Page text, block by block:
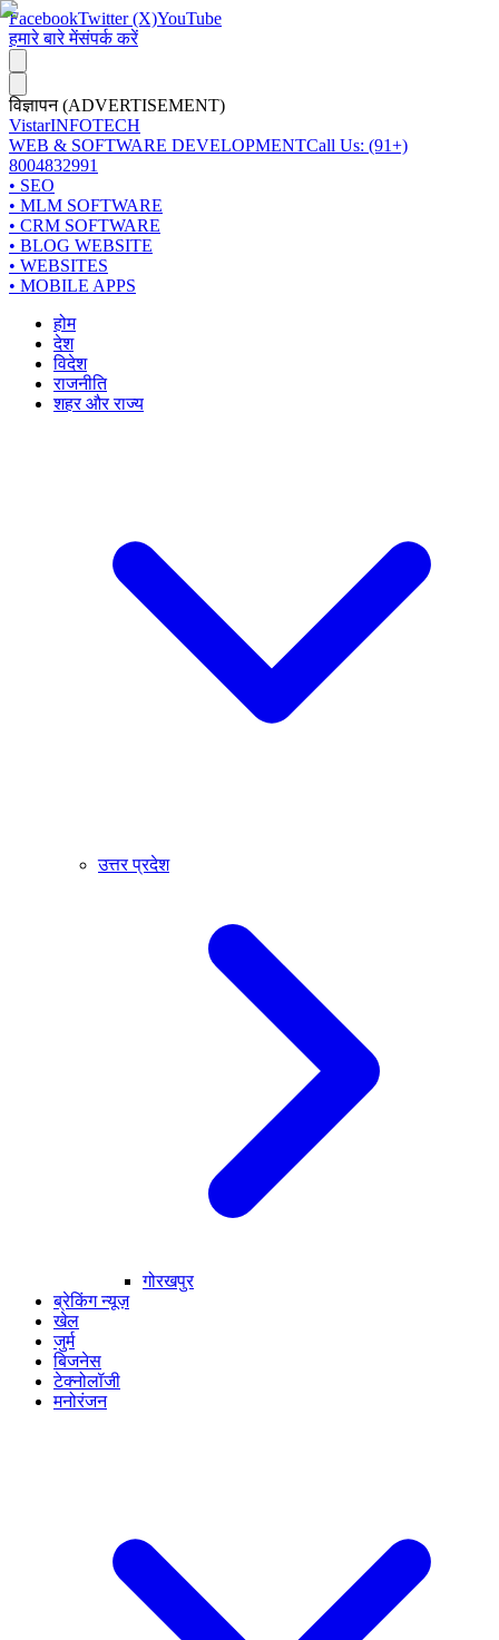
FacebookTwitter (X)YouTube
हमारे बारे मेंसंपर्क करें
विज्ञापन (ADVERTISEMENT)
VistarINFOTECH
WEB & SOFTWARE DEVELOPMENTCall Us: (91+)
8004832991
• SEO
• MLM SOFTWARE
• CRM SOFTWARE
• BLOG WEBSITE
• WEBSITES
• MOBILE APPS
होम
देश
विदेश
राजनीति
शहर और राज्य
उत्तर प्रदेश
गोरखपुर
ब्रेकिंग न्यूज़
खेल
जुर्म
बिजनेस
टेक्नोलॉजी
मनोरंजन